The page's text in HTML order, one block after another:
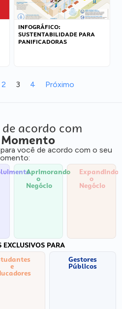
INFOGRÁFICO:
SUSTENTABILIDADE PARA
PANIFICADORAS
2 3 4 Próximo
acordo com
você de acordo com o seu
Aprimorando
o
Negócio
Expandindo
o
Negócio
EXCLUSIVOS PARA
e
Gestores
Públicos